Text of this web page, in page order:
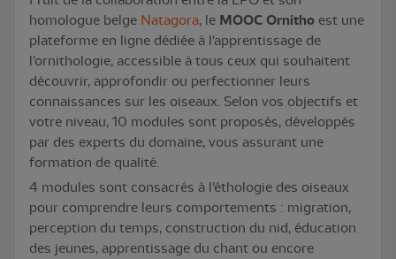
homologue belge Natagora, le MOOC Ornitho est une
plateforme en ligne dédiée à l'apprentissage de
l'ornithologie, accessible à tous ceux qui souhaitent
découvrir, approfondir ou perfectionner leurs
connaissances sur les oiseaux. Selon vos objectifs et
votre niveau, 10 modules sont proposés, développés
par des experts du domaine, vous assurant une
formation de qualité.
4 modules sont consacrés à l'éthologie des oiseaux
pour comprendre leurs comportements : migration,
perception du temps, construction du nid, éducation
des jeunes, apprentissage du chant ou encore